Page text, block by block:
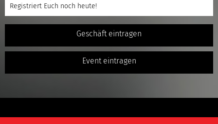
Registriert Euch noch heute!
Geschäft eintragen
Event eintragen